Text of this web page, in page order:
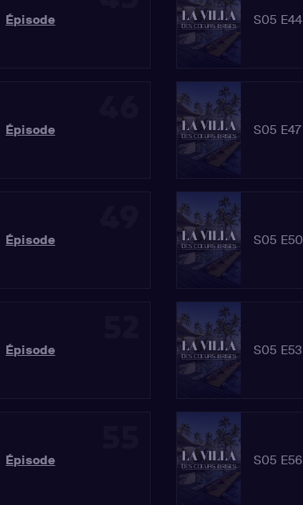
Épisode S05 E44
Épisode S05 E47
Épisode S05 E50
Épisode S05 E53
Épisode S05 E56